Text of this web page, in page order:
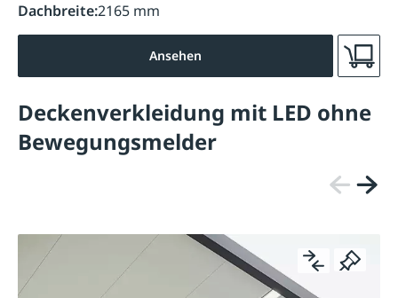
Dachbreite:2165 mm
Ansehen
Deckenverkleidung mit LED ohne
Bewegungsmelder